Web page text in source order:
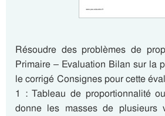
Résoudre des problèmes de
Primaire – Evaluation Bilan sur la
le corrigé Consignes pour cette
1 : Tableau de proportionnalité
donne les masses de plusieurs